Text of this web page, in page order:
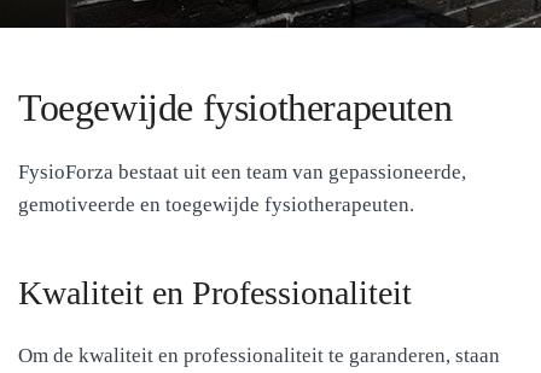
Toegewijde fysiotherapeuten
FysioForza bestaat uit een team van gepassioneerde,
gemotiveerde en toegewijde fysiotherapeuten.
Kwaliteit en Professionaliteit
Om de kwaliteit en professionaliteit te garanderen, staan